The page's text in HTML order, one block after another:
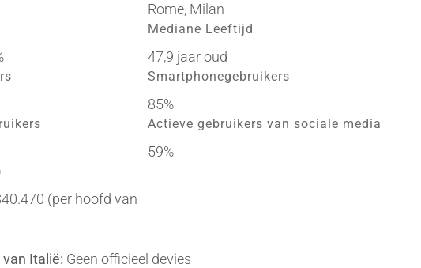
Rome, Milan
Mediane Leeftijd
47,9 jaar oud
Smartphonegebruikers
85%
Actieve gebruikers van sociale media
59%
(per hoofd van
Italië: Geen officieel devies